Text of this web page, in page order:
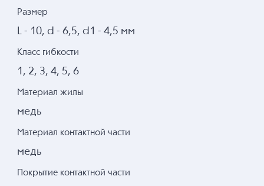
Размер
L - 10, d - 6,5, d1 - 4,5 мм
Класс гибкости
1, 2, 3, 4, 5, 6
Материал жилы
медь
Материал контактной части
медь
Покрытие контактной части